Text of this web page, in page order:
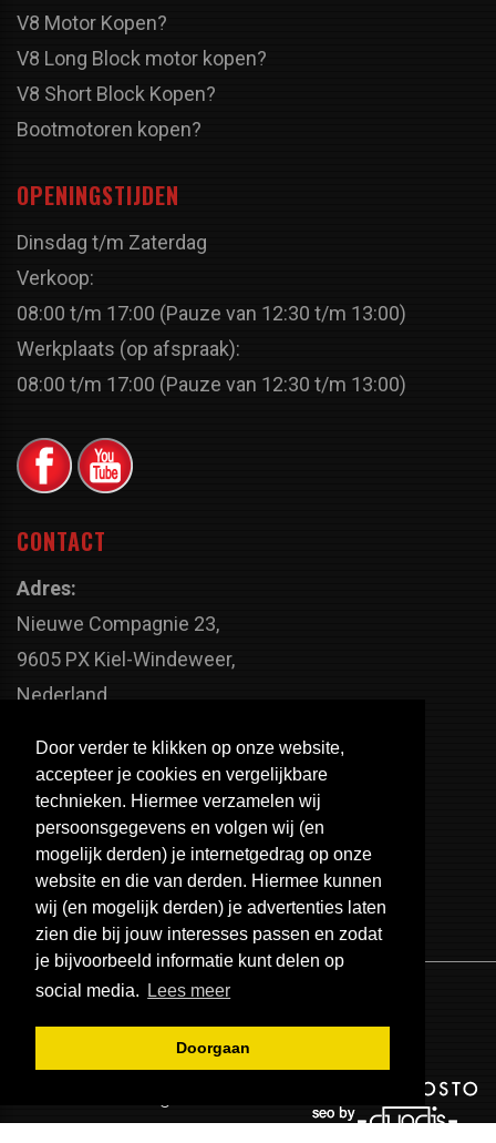
Door verder te klikken op onze website,
accepteer je cookies en vergelijkbare
technieken. Hiermee verzamelen wij
persoonsgegevens en volgen wij (en
mogelijk derden) je internetgedrag op onze
website en die van derden. Hiermee kunnen
wij (en mogelijk derden) je advertenties laten
zien die bij jouw interesses passen en zodat
je bijvoorbeeld informatie kunt delen op
social media.
Lees meer
Doorgaan
V8 Motor Kopen?
V8 Long Block motor kopen?
V8 Short Block Kopen?
Bootmotoren kopen?
OPENINGSTIJDEN
Dinsdag t/m Zaterdag
Verkoop:
08:00 t/m 17:00 (Pauze van 12:30 t/m 13:00)
Werkplaats (op afspraak):
08:00 t/m 17:00 (Pauze van 12:30 t/m 13:00)
CONTACT
Adres:
Nieuwe Compagnie 23,
9605 PX Kiel-Windeweer,
Nederland
+31 598 - 320 402
Telefoonnummer:
+31 598 - 350 330
Email:
info@usa-engines.com